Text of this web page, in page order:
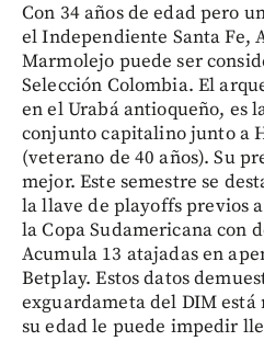
Con 34 años de edad pero
el Independiente Santa Fe,
Marmolejo puede ser
Selección Colombia. El
en el Urabá antioqueño, es
conjunto capitalino junto a
(veterano de 40 años). Su
mejor. Este semestre se
la llave de playoffs previos
la Copa Sudamericana con
Acumula 13 atajadas en
Betplay. Estos datos
exguardameta del DIM está
su edad le puede impedir